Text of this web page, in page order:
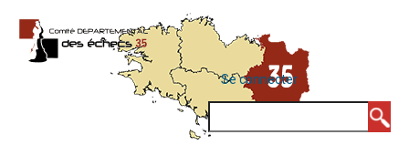
contenu
MENU
DU
COMPTE
DE
Se connecter